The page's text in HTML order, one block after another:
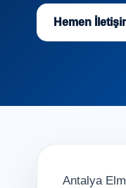
Hemen
Antalya